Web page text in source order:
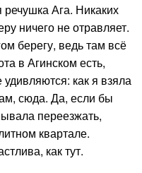
Ага. Никаких
ничего не отравляет.
берегу, ведь там всё
в Агинском есть,
как я взяла
сюда. Да, если бы
переезжать,
квартале.
как тут.